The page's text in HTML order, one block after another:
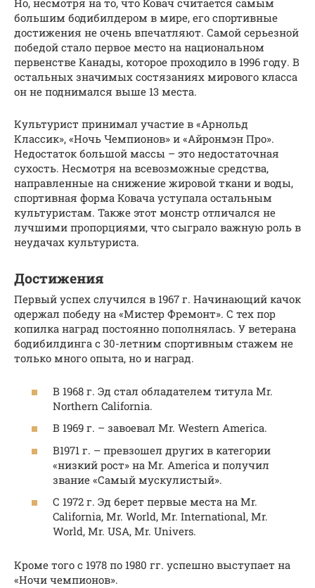
Но, несмотря на то, что Ковач считается самым
большим бодибилдером в мире, его спортивные
достижения не очень впечатляют. Самой серьезной
победой стало первое место на национальном
первенстве Канады, которое проходило в 1996 году. В
остальных значимых состязаниях мирового класса
он не поднимался выше 13 места.
Культурист принимал участие в «Арнольд
Классик», «Ночь Чемпионов» и «Айронмэн Про».
Недостаток большой массы – это недостаточная
сухость. Несмотря на всевозможные средства,
направленные на снижение жировой ткани и воды,
спортивная форма Ковача уступала остальным
культуристам. Также этот монстр отличался не
лучшими пропорциями, что сыграло важную роль в
неудачах культуриста.
Достижения
Первый успех случился в 1967 г. Начинающий качок
одержал победу на «Мистер Фремонт». С тех пор
копилка наград постоянно пополнялась. У ветерана
бодибилдинга с 30-летним спортивным стажем не
только много опыта, но и наград.
В 1968 г. Эд стал обладателем титула Mr.
Northern California.
В 1969 г. – завоевал Mr. Western America.
В1971 г. – превзошел других в категории
«низкий рост» на Mr. America и получил
звание «Самый мускулистый».
С 1972 г. Эд берет первые места на Mr.
California, Mr. World, Mr. International, Mr.
World, Mr. USA, Mr. Univers.
Кроме того с 1978 по 1980 гг. успешно выступает на
«Ночи чемпионов».